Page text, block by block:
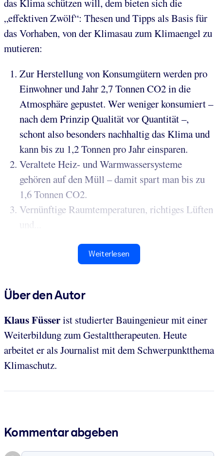
das Klima schützen will, dem bieten sich die
„effektiven Zwölf“: Thesen und Tipps als Basis für
das Vorhaben, von der Klimasau zum Klimaengel zu
mutieren:
Zur Herstellung von Konsumgütern werden pro
Einwohner und Jahr 2,7 Tonnen CO2 in die
Atmosphäre gepustet. Wer weniger konsumiert –
nach dem Prinzip Qualität vor Quantität –,
schont also besonders nachhaltig das Klima und
kann bis zu 1,2 Tonnen pro Jahr einsparen.
Veraltete Heiz- und Warmwassersysteme
gehören auf den Müll – damit spart man bis zu
1,6 Tonnen CO2.
Vernünftige Raumtemperaturen, richtiges Lüften
und...
Weiterlesen
Über den Autor
Klaus Füsserist studierter Bauingenieur mit einer
Weiterbildung zum Gestalttherapeuten. Heute
arbeitet er als Journalist mit dem Schwerpunktthema
Klimaschutz.
Kommentar abgeben